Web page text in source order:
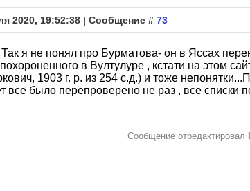
2020, 19:52:38 | Сообщение # 73
я не понял про Бурматова- он в Яссах
в Вултулуре , кстати на этом
1903 г. р. из 254 с.д.) и тоже
все было перепроверено не раз , все списки
Сообщение отредактировал